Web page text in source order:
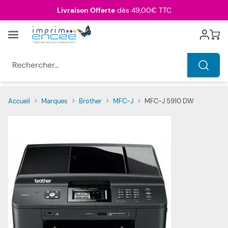
Livraison Offertedès 49,00€ TTC
Menu Cart
Accueil > Marques > Brother > MFC-J > MFC-J 5910 DW